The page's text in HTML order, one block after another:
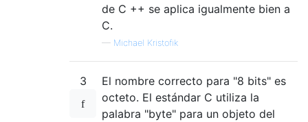
de C ++ se aplica igualmente bien a
C.
— Michael Kristofik
3
El nombre correcto para "8 bits" es
octeto. El estándar C utiliza la
palabra "byte" para un objeto del